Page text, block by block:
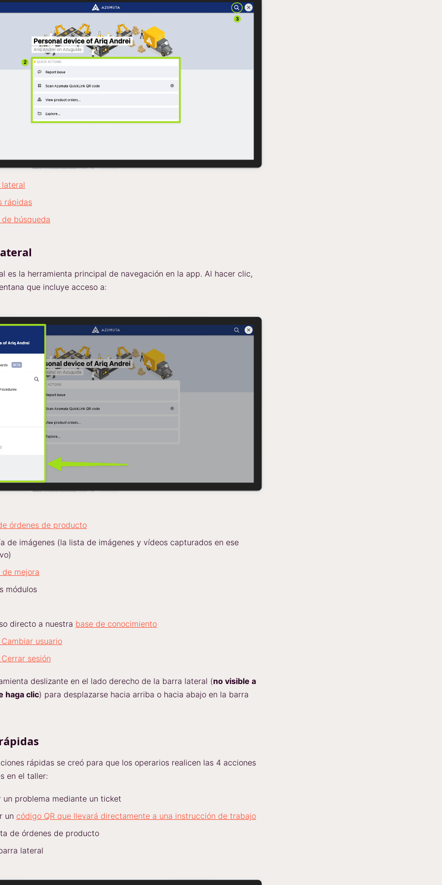
rápidas
búsqueda
es la herramienta principal de navegación en la app. Al hacer clic,
que incluye acceso a:
órdenes de producto
de imágenes (la lista de imágenes y vídeos capturados en ese
de mejora
módulos
directo a nuestra base de conocimiento
usuario
sesión
deslizante en el lado derecho de la barra lateral (no visible a
haga clic) para desplazarse hacia arriba o hacia abajo en la barra
rápidas se creó para que los operarios realicen las 4 acciones
en el taller:
un problema mediante un ticket
un código QR que llevará directamente a una instrucción de trabajo
de órdenes de producto
lateral